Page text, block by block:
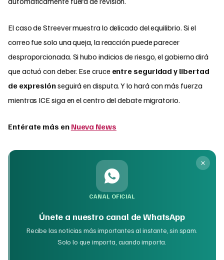
El caso de Streever muestra lo delicado del equilibrio. Si el
correo fue solo una queja, la reacción puede parecer
desproporcionada. Si hubo indicios de riesgo, el gobierno dirá
que actuó con deber. Ese cruce entre seguridad y libertad
de expresiónseguirá en disputa. Y lo hará con más fuerza
mientras ICE siga en el centro del debate migratorio.
Entérate más en Nueva News
CANAL OFICIAL
Únete a nuestro canal de WhatsApp
Recibe las noticias más importantes al instante, sin spam.
Solo lo que importa, cuando importa.